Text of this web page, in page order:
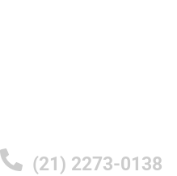
(21) 2273-0138